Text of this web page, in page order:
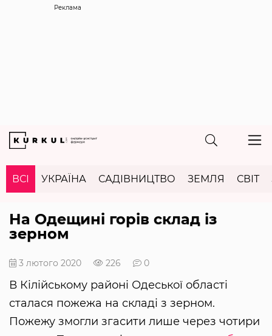
Реклама
ВСІ УКРАЇНА САДІВНИЦТВО ЗЕМЛЯ СВІТ
На Одещині горів склад із
зерном
3 лютого 2020 226 0
В Кілійському районі Одеської області
сталася пожежа на складі з зерном.
Пожежу змогли згасити лише через чотири